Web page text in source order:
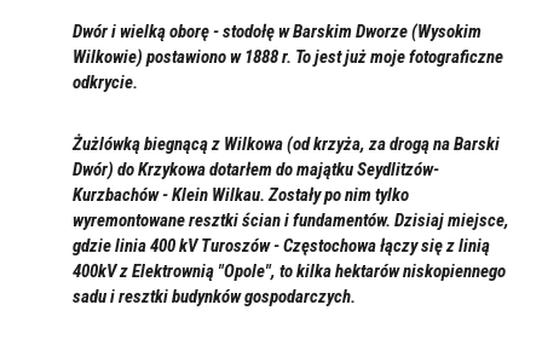
Dwór i wielką oborę - stodołę w Barskim Dworze (Wysokim
Wilkowie) postawiono w 1888 r. To jest już moje fotograficzne
odkrycie.
Żużlówką biegnącą z Wilkowa (od krzyża, za drogą na Barski
Dwór) do Krzykowa dotarłem do majątku Seydlitzów-
Kurzbachów - Klein Wilkau. Zostały po nim tylko
wyremontowane resztki ścian i fundamentów. Dzisiaj miejsce,
gdzie linia 400 kV Turoszów - Częstochowa łączy się z linią
400kV z Elektrownią "Opole", to kilka hektarów niskopiennego
sadu i resztki budynków gospodarczych.